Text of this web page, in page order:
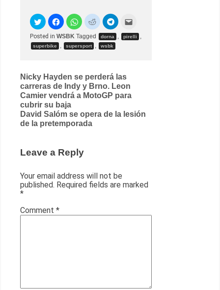
Posted in WSBK Tagged dorna , pirelli ,
superbike , supersport , wsbk
Post
navigation
Nicky Hayden se perderá las
carreras de Indy y Brno. Leon
Camier vendrá a MotoGP para
cubrir su baja
David Salóm se opera de la lesión
de la pretemporada
Leave a Reply
Your email address will not be
published. Required fields are marked
*
Comment *